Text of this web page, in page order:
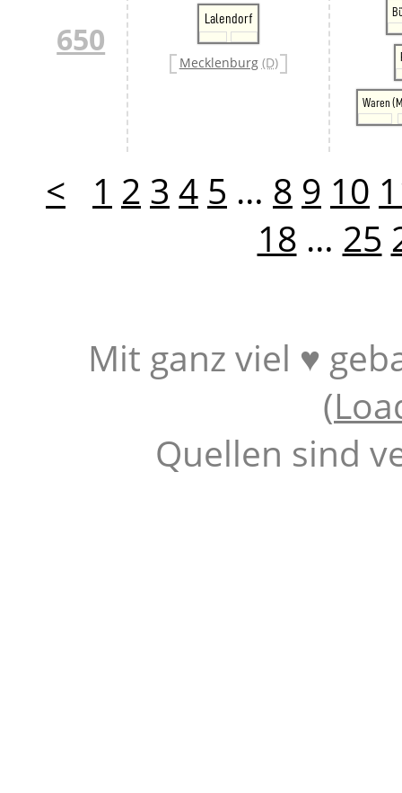
650
Lalendorf
Mecklenburg (D)
Waren
< 1 2 3 4 5 … 8 9 10
18 … 25
Mit ganz viel ♥
(
Quellen sind